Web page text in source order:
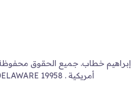
© 2024 إبراهيم خطاب. جميع الحقوق
أمريكية . COASTAL HIGHWAY LEWES, DELAWARE 19958